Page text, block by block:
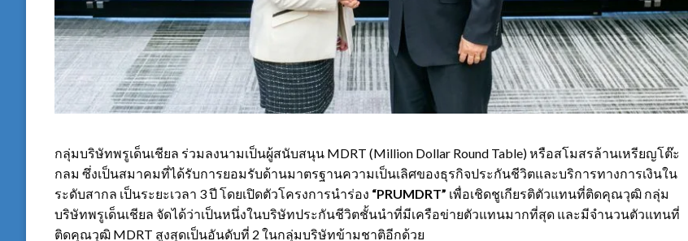
กลุ่มบริษัทพรูเด็นเชียล ร่วมลงนามเป็นผู้สนับสนุน MDRT (Million Dollar Round Table) หรือสโมสรล้านเหรียญโต๊ะ
กลม ซึ่งเป็นสมาคมที่ได้รับการยอมรับด้านมาตรฐานความเป็นเลิศของธุรกิจประกันชีวิตและบริการทางการเงินใน
ระดับสากล เป็นระยะเวลา 3 ปี โดยเปิดตัวโครงการนำร่อง “PRUMDRT” เพื่อเชิดชูเกียรติตัวแทนที่ติดคุณวุฒิ กลุ่ม
บริษัทพรูเด็นเชียล จัดได้ว่าเป็นหนึ่งในบริษัทประกันชีวิตชั้นนำที่มีเครือข่ายตัวแทนมากที่สุด และมีจำนวนตัวแทนที่
ติดคุณวุฒิ MDRT สูงสุดเป็นอันดับที่ 2 ในกลุ่มบริษัทข้ามชาติอีกด้วย